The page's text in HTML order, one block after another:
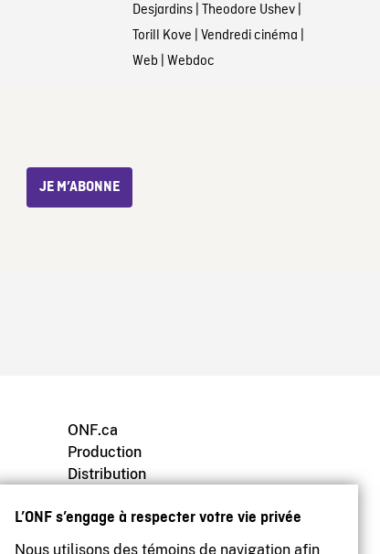
L’ONF s’engage à respecter votre vie privée
Nous utilisons des témoins de navigation afin
Desjardins| Theodore Ushev|
Torill Kove | Vendredi cinéma |
Web | Webdoc
JE M’ABONNE
ONF.ca
Production
Distribution
Archives